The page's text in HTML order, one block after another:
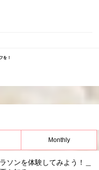
を！
Monthly
ソンを体験してみよう！＿